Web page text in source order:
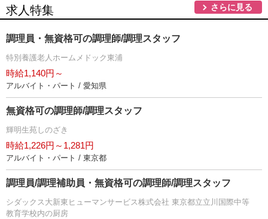
求人特集 さらに見る
調理員・無資格可の調理師/調理スタッフ
特別養護老人ホームメドック東浦
時給1,140円～
アルバイト・パート / 愛知県
無資格可の調理師/調理スタッフ
輝明生苑しのざき
時給1,226円～1,281円
アルバイト・パート / 東京都
調理員/調理補助員・無資格可の調理師/調理スタッフ
シダックス大新東ヒューマンサービス株式会社 東京都立立川国際中等
教育学校内の厨房